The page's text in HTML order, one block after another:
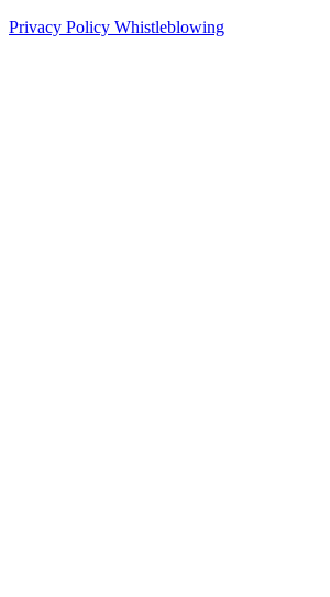
Privacy Policy Whistleblowing